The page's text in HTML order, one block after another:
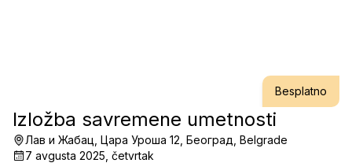
Besplatno
Izložba savremene umetnosti
Лав и Жабац, Цара Уроша 12, Београд, Belgrade
7 avgusta 2025, četvrtak